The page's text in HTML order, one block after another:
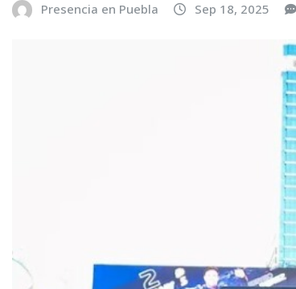
Presencia en Puebla Sep 18, 2025